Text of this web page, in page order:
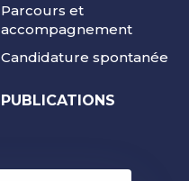
Parcours et
accompagnement
Candidature spontanée
PUBLICATIONS